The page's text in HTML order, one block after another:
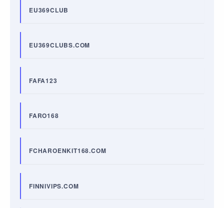
EU369CLUB
EU369CLUBS.COM
FAFA123
FARO168
FCHAROENKIT168.COM
FINNIVIPS.COM